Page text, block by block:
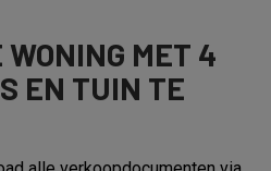
MET 4
EN TUIN TE